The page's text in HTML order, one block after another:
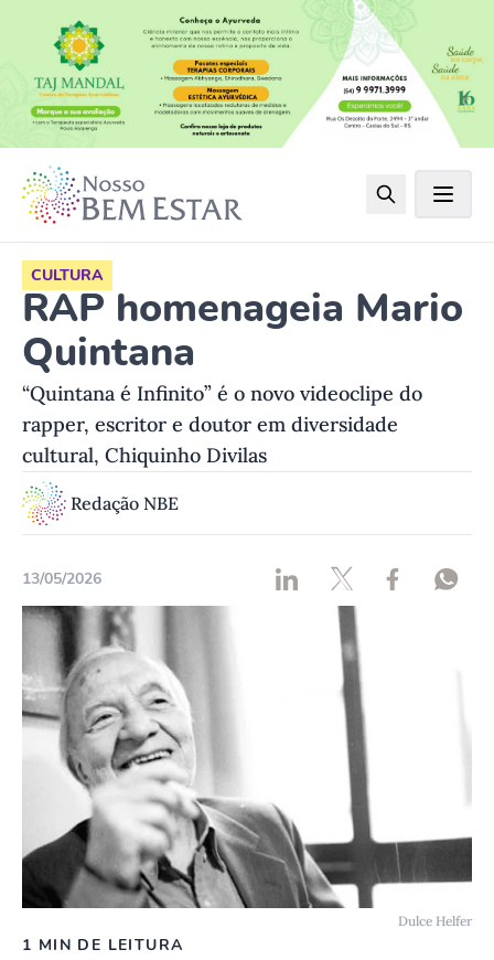
CULTURA
RAP homenageia Mario
Quintana
“Quintana é Infinito” é o novo videoclipe do
rapper, escritor e doutor em diversidade
cultural, Chiquinho Divilas
Redação NBE
13/05/2026
Dulce Helfer
1 MIN DE LEITURA